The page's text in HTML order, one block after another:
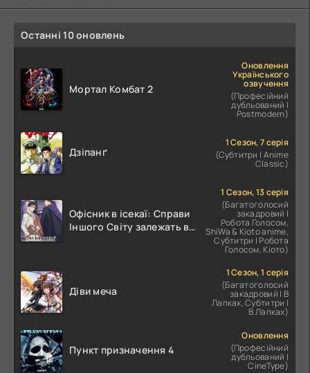
Останні 10 оновлень
Мортал Комбат 2
Оновлення
Українського
озвучення
(Професійний
дубльований |
Postmodern)
Дзіпанґ
1 Сезон, 7 серія
(Субтитри | Anime
Classic)
Офісник в ісекаї: Справи
Іншого Світу залежать від
1 Сезон, 13 серія
(Багатоголосий
закадровий |
Робота Голосом,
ShiWa & Kioto anime,
Субтитри | Робота
Голосом, Кіото)
Діви меча
1 Сезон, 1 серія
(Багатоголосий
закадровий | В
Лапках, Субтитри |
В Лапках)
Пункт призначення 4
Оновлення
(Професійний
дубльований |
CineType)